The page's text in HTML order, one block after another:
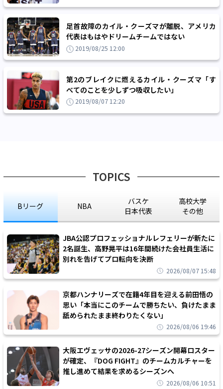
足首故障のカイル・クーズマが離脱、アメリカ
代表はもはやドリームチームではない
2019/08/25 12:00
第2のブレイクに燃えるカイル・クーズマ「す
べてのことを少しずつ吸収したい」
2019/08/07 12:20
TOPICS
Bリーグ NBA
バスケ
日本代表
高校大学
その他
JBA公認プロフェッショナルレフェリーが新たに
2名誕生、高野晃平は16年間続けた会社員生活に
別れを告げてプロ転向を決断
2026/08/07 15:48
京都ハンナリーズで在籍4年目を迎える前田悟の
思い「本当にこのチームで勝ちたい、負けたまま
舐められたまま終わりたくない」
2026/08/06 19:46
大阪エヴェッサの2026-27シーズン開幕ロスター
が確定、『DOG FIGHT』のチームカルチャーを
推し進めて結果を求めるシーズンへ
2026/08/06 10:51